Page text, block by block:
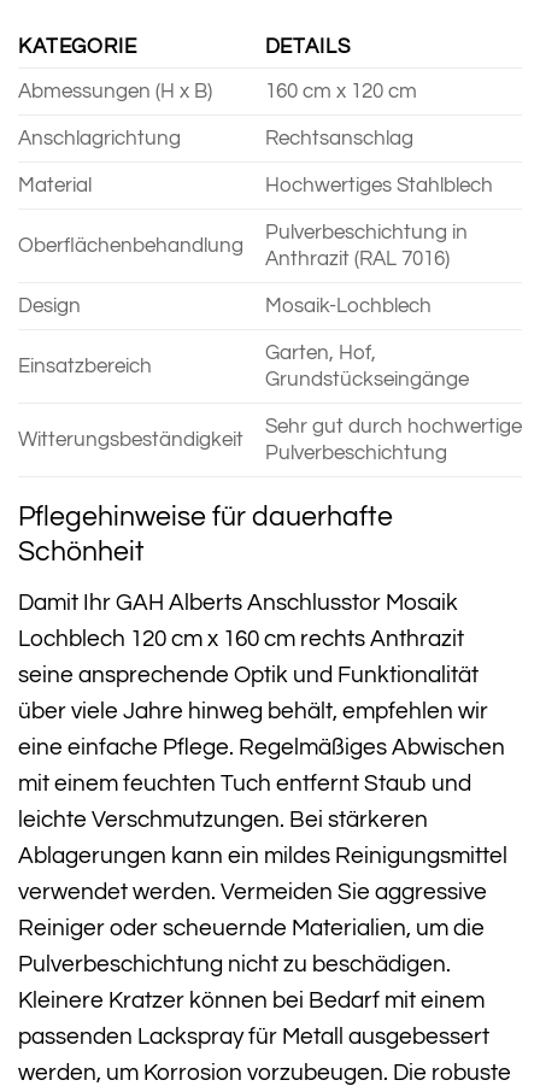
KATEGORIE DETAILS
Abmessungen (H x B) 160 cm x 120 cm
Anschlagrichtung Rechtsanschlag
Material Hochwertiges Stahlblech
Oberflächenbehandlung
Pulverbeschichtung in
Anthrazit (RAL 7016)
Design Mosaik-Lochblech
Einsatzbereich
Garten, Hof,
Grundstückseingänge
Witterungsbeständigkeit
Sehr gut durch hochwertige
Pulverbeschichtung
Pflegehinweise für dauerhafte
Schönheit
Damit Ihr GAH Alberts Anschlusstor Mosaik
Lochblech 120 cm x 160 cm rechts Anthrazit
seine ansprechende Optik und Funktionalität
über viele Jahre hinweg behält, empfehlen wir
eine einfache Pflege. Regelmäßiges Abwischen
mit einem feuchten Tuch entfernt Staub und
leichte Verschmutzungen. Bei stärkeren
Ablagerungen kann ein mildes Reinigungsmittel
verwendet werden. Vermeiden Sie aggressive
Reiniger oder scheuernde Materialien, um die
Pulverbeschichtung nicht zu beschädigen.
Kleinere Kratzer können bei Bedarf mit einem
passenden Lackspray für Metall ausgebessert
werden, um Korrosion vorzubeugen. Die robuste